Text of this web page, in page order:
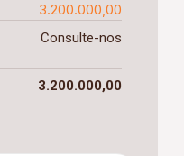
3.200.000,00
Consulte-nos
3.200.000,00